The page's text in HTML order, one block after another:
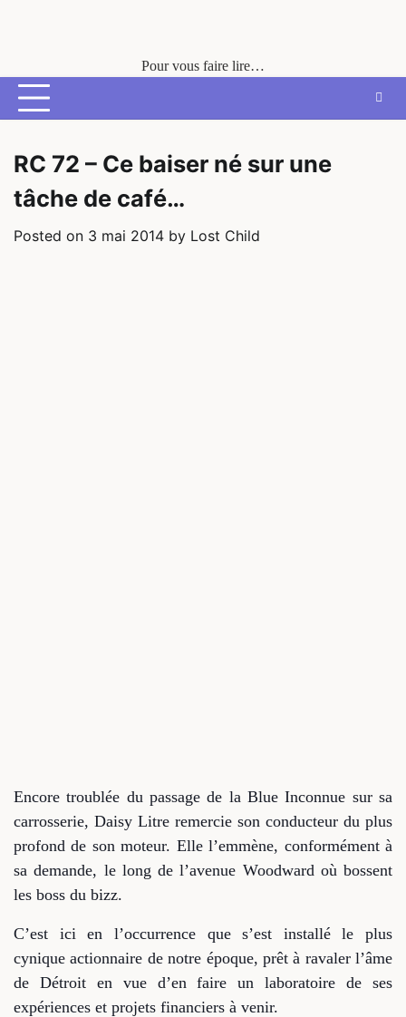
Pour vous faire lire…
RC 72 – Ce baiser né sur une
tâche de café…
Posted on 3 mai 2014 by Lost Child
Encore troublée du passage de la Blue Inconnue sur sa
carrosserie, Daisy Litre remercie son conducteur du plus
profond de son moteur. Elle l’emmène, conformément à
sa demande, le long de l’avenue Woodward où bossent
les boss du bizz.
C’est ici en l’occurrence que s’est installé le plus
cynique actionnaire de notre époque, prêt à ravaler l’âme
de Détroit en vue d’en faire un laboratoire de ses
expériences et projets financiers à venir.